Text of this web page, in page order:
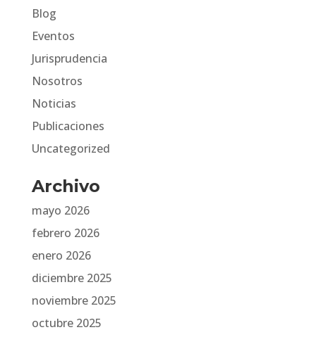
Blog
Eventos
Jurisprudencia
Nosotros
Noticias
Publicaciones
Uncategorized
Archivo
mayo 2026
febrero 2026
enero 2026
diciembre 2025
noviembre 2025
octubre 2025